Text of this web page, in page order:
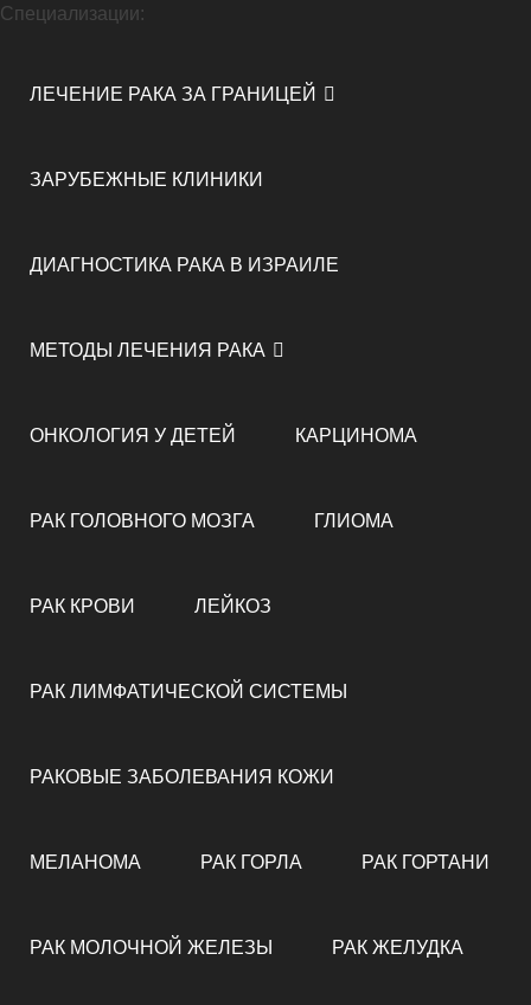
Специализации:
ЛЕЧЕНИЕ РАКА ЗА ГРАНИЦЕЙ
ЗАРУБЕЖНЫЕ КЛИНИКИ
ДИАГНОСТИКА РАКА В ИЗРАИЛЕ
МЕТОДЫ ЛЕЧЕНИЯ РАКА
ОНКОЛОГИЯ У ДЕТЕЙ КАРЦИНОМА
РАК ГОЛОВНОГО МОЗГА ГЛИОМА
РАК КРОВИ ЛЕЙКОЗ
РАК ЛИМФАТИЧЕСКОЙ СИСТЕМЫ
РАКОВЫЕ ЗАБОЛЕВАНИЯ КОЖИ
МЕЛАНОМА РАК ГОРЛА РАК ГОРТАНИ
РАК МОЛОЧНОЙ ЖЕЛЕЗЫ РАК ЖЕЛУДКА